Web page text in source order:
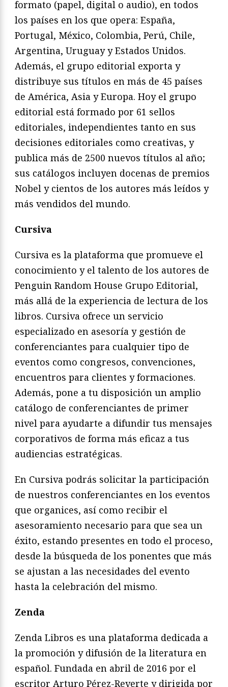
formato (papel, digital o audio), en todos
los países en los que opera: España,
Portugal, México, Colombia, Perú, Chile,
Argentina, Uruguay y Estados Unidos.
Además, el grupo editorial exporta y
distribuye sus títulos en más de 45 países
de América, Asia y Europa. Hoy el grupo
editorial está formado por 61 sellos
editoriales, independientes tanto en sus
decisiones editoriales como creativas, y
publica más de 2500 nuevos títulos al año;
sus catálogos incluyen docenas de premios
Nobel y cientos de los autores más leídos y
más vendidos del mundo.
Cursiva
Cursiva es la plataforma que promueve el
conocimiento y el talento de los autores de
Penguin Random House Grupo Editorial,
más allá de la experiencia de lectura de los
libros. Cursiva ofrece un servicio
especializado en asesoría y gestión de
conferenciantes para cualquier tipo de
eventos como congresos, convenciones,
encuentros para clientes y formaciones.
Además, pone a tu disposición un amplio
catálogo de conferenciantes de primer
nivel para ayudarte a difundir tus mensajes
corporativos de forma más eficaz a tus
audiencias estratégicas.
En Cursiva podrás solicitar la participación
de nuestros conferenciantes en los eventos
que organices, así como recibir el
asesoramiento necesario para que sea un
éxito, estando presentes en todo el proceso,
desde la búsqueda de los ponentes que más
se ajustan a las necesidades del evento
hasta la celebración del mismo.
Zenda
Zenda Libros es una plataforma dedicada a
la promoción y difusión de la literatura en
español. Fundada en abril de 2016 por el
escritor Arturo Pérez-Reverte y dirigida por